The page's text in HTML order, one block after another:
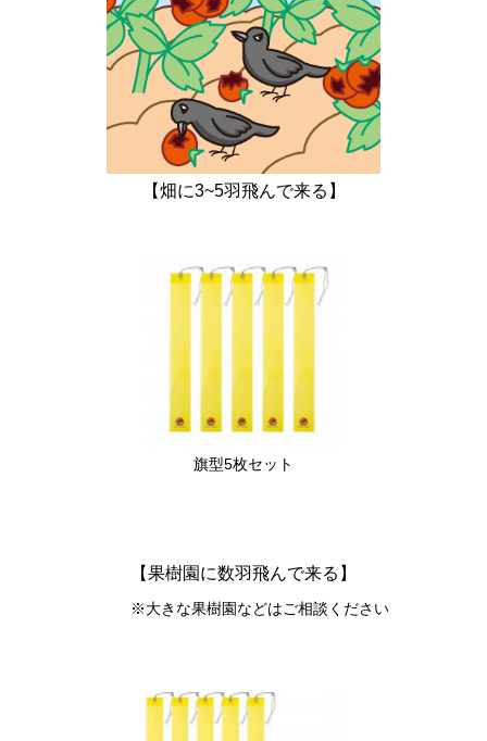
【畑に3~5羽飛んで来る】
旗型5枚セット
【果樹園に数羽飛んで来る】
※大きな果樹園などはご相談ください